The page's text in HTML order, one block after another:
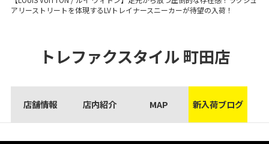
アリーストリートを体現するLVトレイナースニーカーが待望の入荷！
トレファクスタイル町田店
店舗情報 店内紹介 MAP 新入荷ブログ